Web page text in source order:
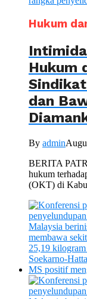
Hukum
Hukum
dan
By admin
BERITA
hukum
(OKT) di